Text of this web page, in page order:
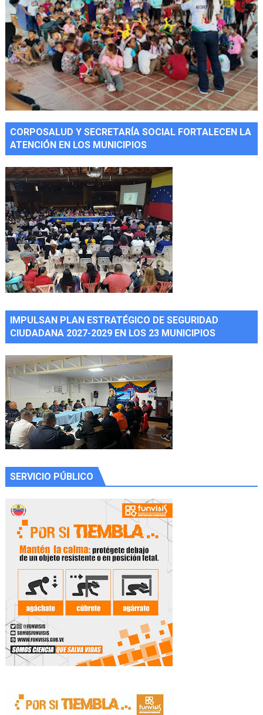
CORPOSALUD Y SECRETARÍA SOCIAL FORTALECEN LA
ATENCIÓN EN LOS MUNICIPIOS
IMPULSAN PLAN ESTRATÉGICO DE SEGURIDAD
CIUDADANA 2027-2029 EN LOS 23 MUNICIPIOS
SERVICIO PÚBLICO